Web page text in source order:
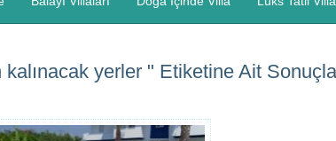
kalınacak yerler " Etiketine Ait